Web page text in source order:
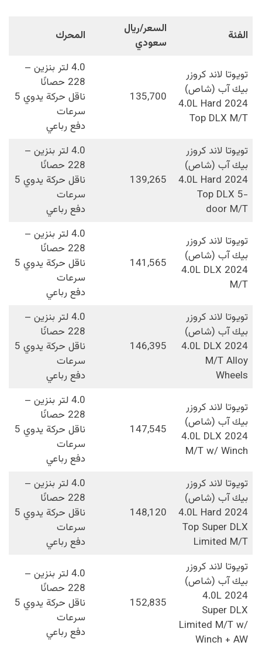
الفئة
السعر/ريال
سعودي
المحرك
تويوتا لاند كروزر
بيك آب (شاص)
2024 4.0L Hard
Top DLX M/T
135,700
4.0 لتر بنزين –
228 حصانًا
ناقل حركة يدوي 5
سرعات
دفع رباعي
تويوتا لاند كروزر
بيك آب (شاص)
2024 4.0L Hard
Top DLX 5-
door M/T
139,265
4.0 لتر بنزين –
228 حصانًا
ناقل حركة يدوي 5
سرعات
دفع رباعي
تويوتا لاند كروزر
بيك آب (شاص)
2024 4.0L DLX
M/T
141,565
4.0 لتر بنزين –
228 حصانًا
ناقل حركة يدوي 5
سرعات
دفع رباعي
تويوتا لاند كروزر
بيك آب (شاص)
2024 4.0L DLX
M/T Alloy
Wheels
146,395
4.0 لتر بنزين –
228 حصانًا
ناقل حركة يدوي 5
سرعات
دفع رباعي
تويوتا لاند كروزر
بيك آب (شاص)
2024 4.0L DLX
M/T w/ Winch
147,545
4.0 لتر بنزين –
228 حصانًا
ناقل حركة يدوي 5
سرعات
دفع رباعي
تويوتا لاند كروزر
بيك آب (شاص)
2024 4.0L Hard
Top Super DLX
Limited M/T
148,120
4.0 لتر بنزين –
228 حصانًا
ناقل حركة يدوي 5
سرعات
دفع رباعي
تويوتا لاند كروزر
بيك آب (شاص)
2024 4.0L
Super DLX
Limited M/T w/
Winch + AW
152,835
4.0 لتر بنزين –
228 حصانًا
ناقل حركة يدوي 5
سرعات
دفع رباعي